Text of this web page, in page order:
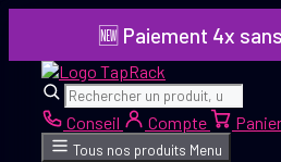
contenu
🆕 Paiement 4x
Rechercher
Conseil Compte Panier
Tous nos produits Menu